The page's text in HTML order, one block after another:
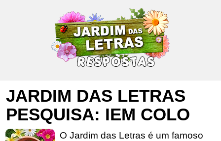
JARDIM DAS LETRAS
PESQUISA: IEM COLO
O Jardim das Letras é um famoso